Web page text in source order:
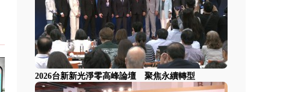
2026台新新光淨零高峰論壇 聚焦永續轉型